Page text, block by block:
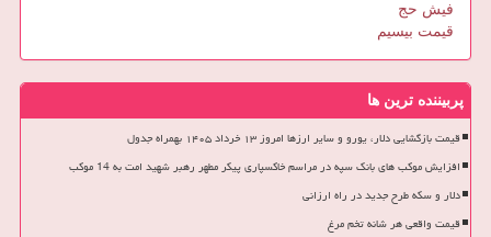
فیش حج
قیمت بیسیم
پربیننده ترین ها
قیمت بازگشایی دلار، یورو و سایر ارزها امروز ۱۳ خرداد ۱۴۰۵ بهمراه جدول
افزایش موکب های بانک سپه در مراسم خاکسپاری پیکر مطهر رهبر شهید امت به 14 موکب
دلار و سکه طرح جدید در راه ارزانی
قیمت واقعی هر شانه تخم مرغ